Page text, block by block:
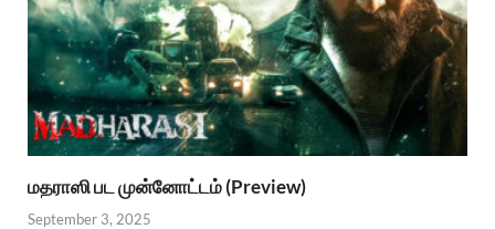
மதராஸி பட முன்னோட்டம் (Preview)
September 3, 2025